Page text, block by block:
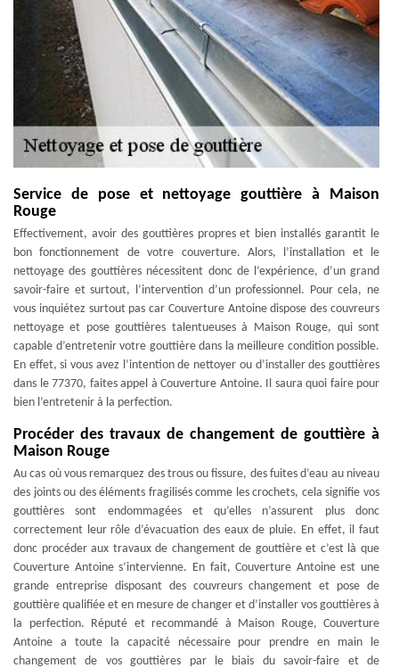
Service de pose et nettoyage gouttière à Maison
Rouge
Effectivement, avoir des gouttières propres et bien installés garantit le
bon fonctionnement de votre couverture. Alors, l’installation et le
nettoyage des gouttières nécessitent donc de l’expérience, d’un grand
savoir-faire et surtout, l’intervention d’un professionnel. Pour cela, ne
vous inquiétez surtout pas car Couverture Antoine dispose des couvreurs
nettoyage et pose gouttières talentueuses à Maison Rouge, qui sont
capable d’entretenir votre gouttière dans la meilleure condition possible.
En effet, si vous avez l’intention de nettoyer ou d’installer des gouttières
dans le 77370, faites appel à Couverture Antoine. Il saura quoi faire pour
bien l’entretenir à la perfection.
Procéder des travaux de changement de gouttière à
Maison Rouge
Au cas où vous remarquez des trous ou fissure, des fuites d’eau au niveau
des joints ou des éléments fragilisés comme les crochets, cela signifie vos
gouttières sont endommagées et qu’elles n’assurent plus donc
correctement leur rôle d’évacuation des eaux de pluie. En effet, il faut
donc procéder aux travaux de changement de gouttière et c’est là que
Couverture Antoine s’intervienne. En fait, Couverture Antoine est une
grande entreprise disposant des couvreurs changement et pose de
gouttière qualifiée et en mesure de changer et d’installer vos gouttières à
la perfection. Réputé et recommandé à Maison Rouge, Couverture
Antoine a toute la capacité nécessaire pour prendre en main le
changement de vos gouttières par le biais du savoir-faire et de